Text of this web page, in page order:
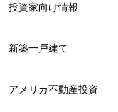
投資家向け情報
新築一戸建て
アメリカ不動産投資